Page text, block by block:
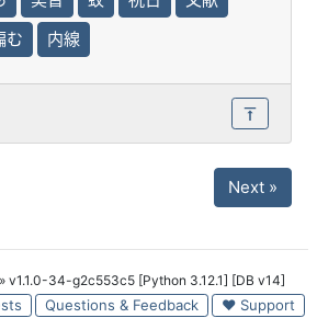
む 内線
Next »
» v1.1.0-34-g2c553c5 [Python 3.12.1] [DB v14]
Questions & Feedback ♥ Support